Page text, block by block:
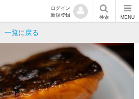
ログイン
新規登録
検索 MENU
一覧に戻る